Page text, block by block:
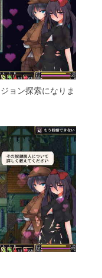
ョン探索になりま